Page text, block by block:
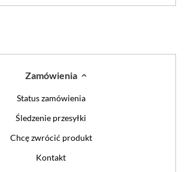
Zamówienia
Status zamówienia
Śledzenie przesyłki
Chcę zwrócić produkt
Kontakt